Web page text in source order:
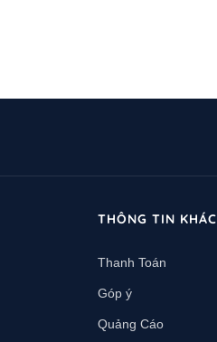
THÔNG TIN KHÁC
Thanh Toán
Góp ý
Quảng Cáo